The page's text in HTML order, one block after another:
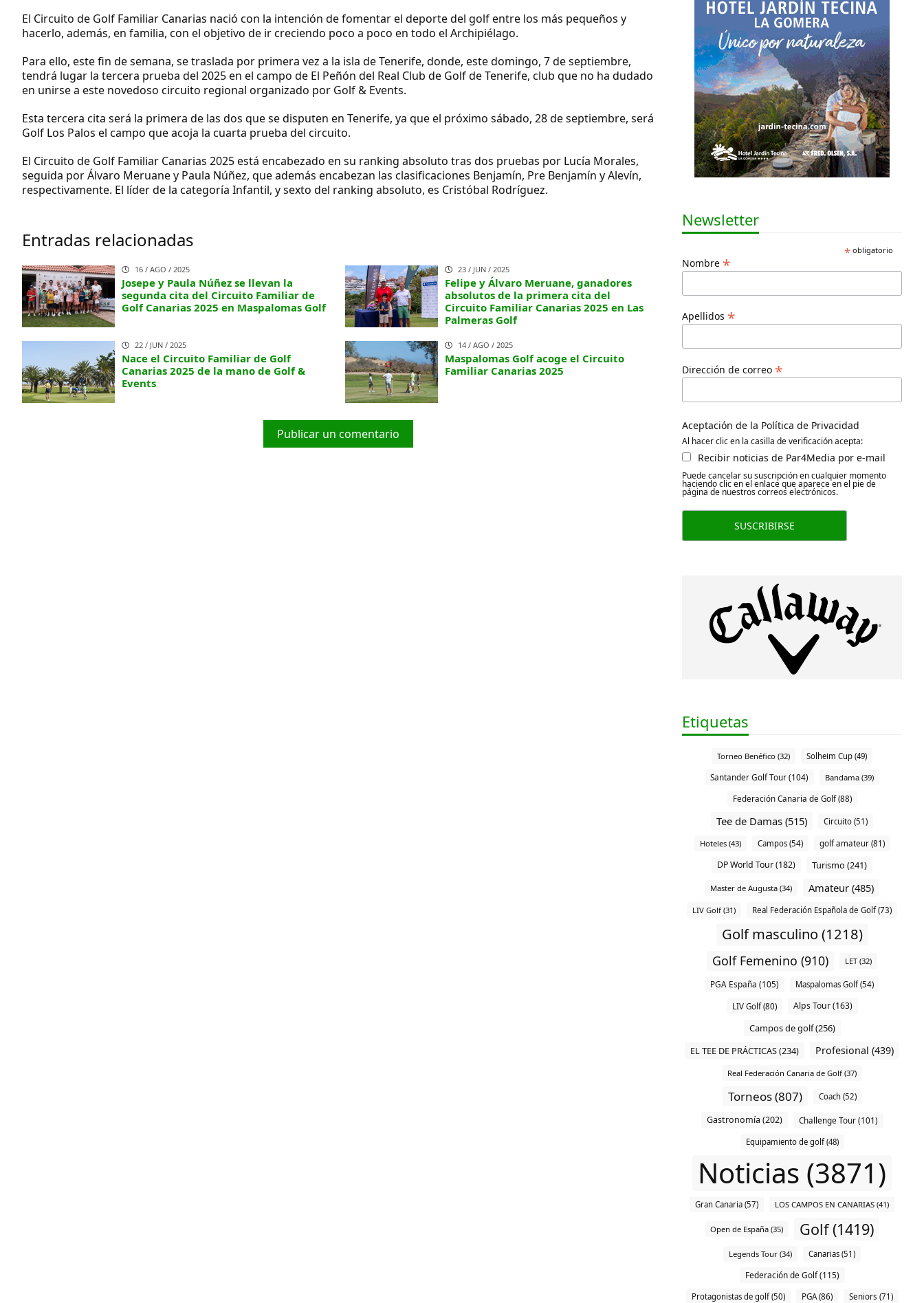
El Circuito de Golf Familiar Canarias nació con la intención de fomentar el deporte del golf entre los más pequeños y
hacerlo, además, en familia, con el objetivo de ir creciendo poco a poco en todo el Archipiélago.
Para ello, este fin de semana, se traslada por primera vez a la isla de Tenerife, donde, este domingo, 7 de septiembre,
tendrá lugar la tercera prueba del 2025 en el campo de El Peñón del Real Club de Golf de Tenerife, club que no ha dudado
en unirse a este novedoso circuito regional organizado por Golf & Events.
Esta tercera cita será la primera de las dos que se disputen en Tenerife, ya que el próximo sábado, 28 de septiembre, será
Golf Los Palos el campo que acoja la cuarta prueba del circuito.
El Circuito de Golf Familiar Canarias 2025 está encabezado en su ranking absoluto tras dos pruebas por Lucía Morales,
seguida por Álvaro Meruane y Paula Núñez, que además encabezan las clasificaciones Benjamín, Pre Benjamín y Alevín,
respectivamente. El líder de la categoría Infantil, y sexto del ranking absoluto, es Cristóbal Rodríguez.
Entradas relacionadas
16 / AGO / 2025
Josepe y Paula Núñez se llevan la
segunda cita del Circuito Familiar de
Golf Canarias 2025 en Maspalomas Golf
23 / JUN / 2025
Felipe y Álvaro Meruane, ganadores
absolutos de la primera cita del
Circuito Familiar Canarias 2025 en Las
Palmeras Golf
22 / JUN / 2025
Nace el Circuito Familiar de Golf
Canarias 2025 de la mano de Golf &
Events
14 / AGO / 2025
Maspalomas Golf acoge el Circuito
Familiar Canarias 2025
Publicar un comentario
Newsletter
* obligatorio
Nombre *
Apellidos *
Dirección de correo *
Aceptación de la Política de Privacidad
Al hacer clic en la casilla de verificación acepta:
Recibir noticias de Par4Media por e-mail
Puede cancelar su suscripción en cualquier momento
haciendo clic en el enlace que aparece en el pie de
página de nuestros correos electrónicos.
Etiquetas
Torneo Benéfico (32) Solheim Cup (49)
Santander Golf Tour (104) Bandama (39)
Federación Canaria de Golf (88)
Tee de Damas (515) Circuito (51)
Hoteles (43) Campos (54) golf amateur (81)
DP World Tour (182) Turismo (241)
Master de Augusta (34) Amateur (485)
LIV Golf (31) Real Federación Española de Golf (73)
Golf masculino (1218)
Golf Femenino (910) LET (32)
PGA España (105) Maspalomas Golf (54)
LIV Golf (80) Alps Tour (163)
Campos de golf (256)
EL TEE DE PRÁCTICAS (234)
Profesional (439)
Real Federación Canaria de Golf (37)
Torneos (807) Coach (52)
Gastronomía (202) Challenge Tour (101)
Equipamiento de golf (48)
Noticias (3871)
Gran Canaria (57) LOS CAMPOS EN CANARIAS (41)
Open de España (35) Golf (1419)
Legends Tour (34) Canarias (51)
Federación de Golf (115)
Protagonistas de golf (50) PGA (86) Seniors (71)